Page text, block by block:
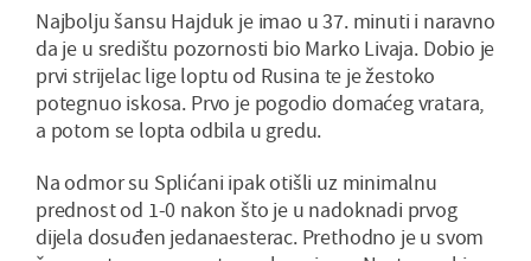
Najbolju šansu Hajduk je imao u 37. minuti i naravno
da je u središtu pozornosti bio Marko Livaja. Dobio je
prvi strijelac lige loptu od Rusina te je žestoko
potegnuo iskosa. Prvo je pogodio domaćeg vratara,
a potom se lopta odbila u gredu.
Na odmor su Splićani ipak otišli uz minimalnu
prednost od 1-0 nakon što je u nadoknadi prvog
dijela dosuđen jedanaesterac. Prethodno je u svom